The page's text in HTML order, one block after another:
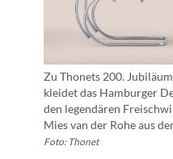
Zu Thonets 200.
kleidet das Hamburger
den legendären
Mies van der Rohe aus
Foto: Thonet